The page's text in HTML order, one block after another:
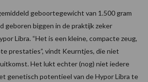
geboortegewicht van 1.500 gram
geboren biggen in de praktijk zeker
Libra. “Het is een kleine, compacte zeug,
prestaties”, vindt Keurntjes, die niet
Het lukt echter (nog) niet iedere
genetisch potentieel van de Hypor Libra te